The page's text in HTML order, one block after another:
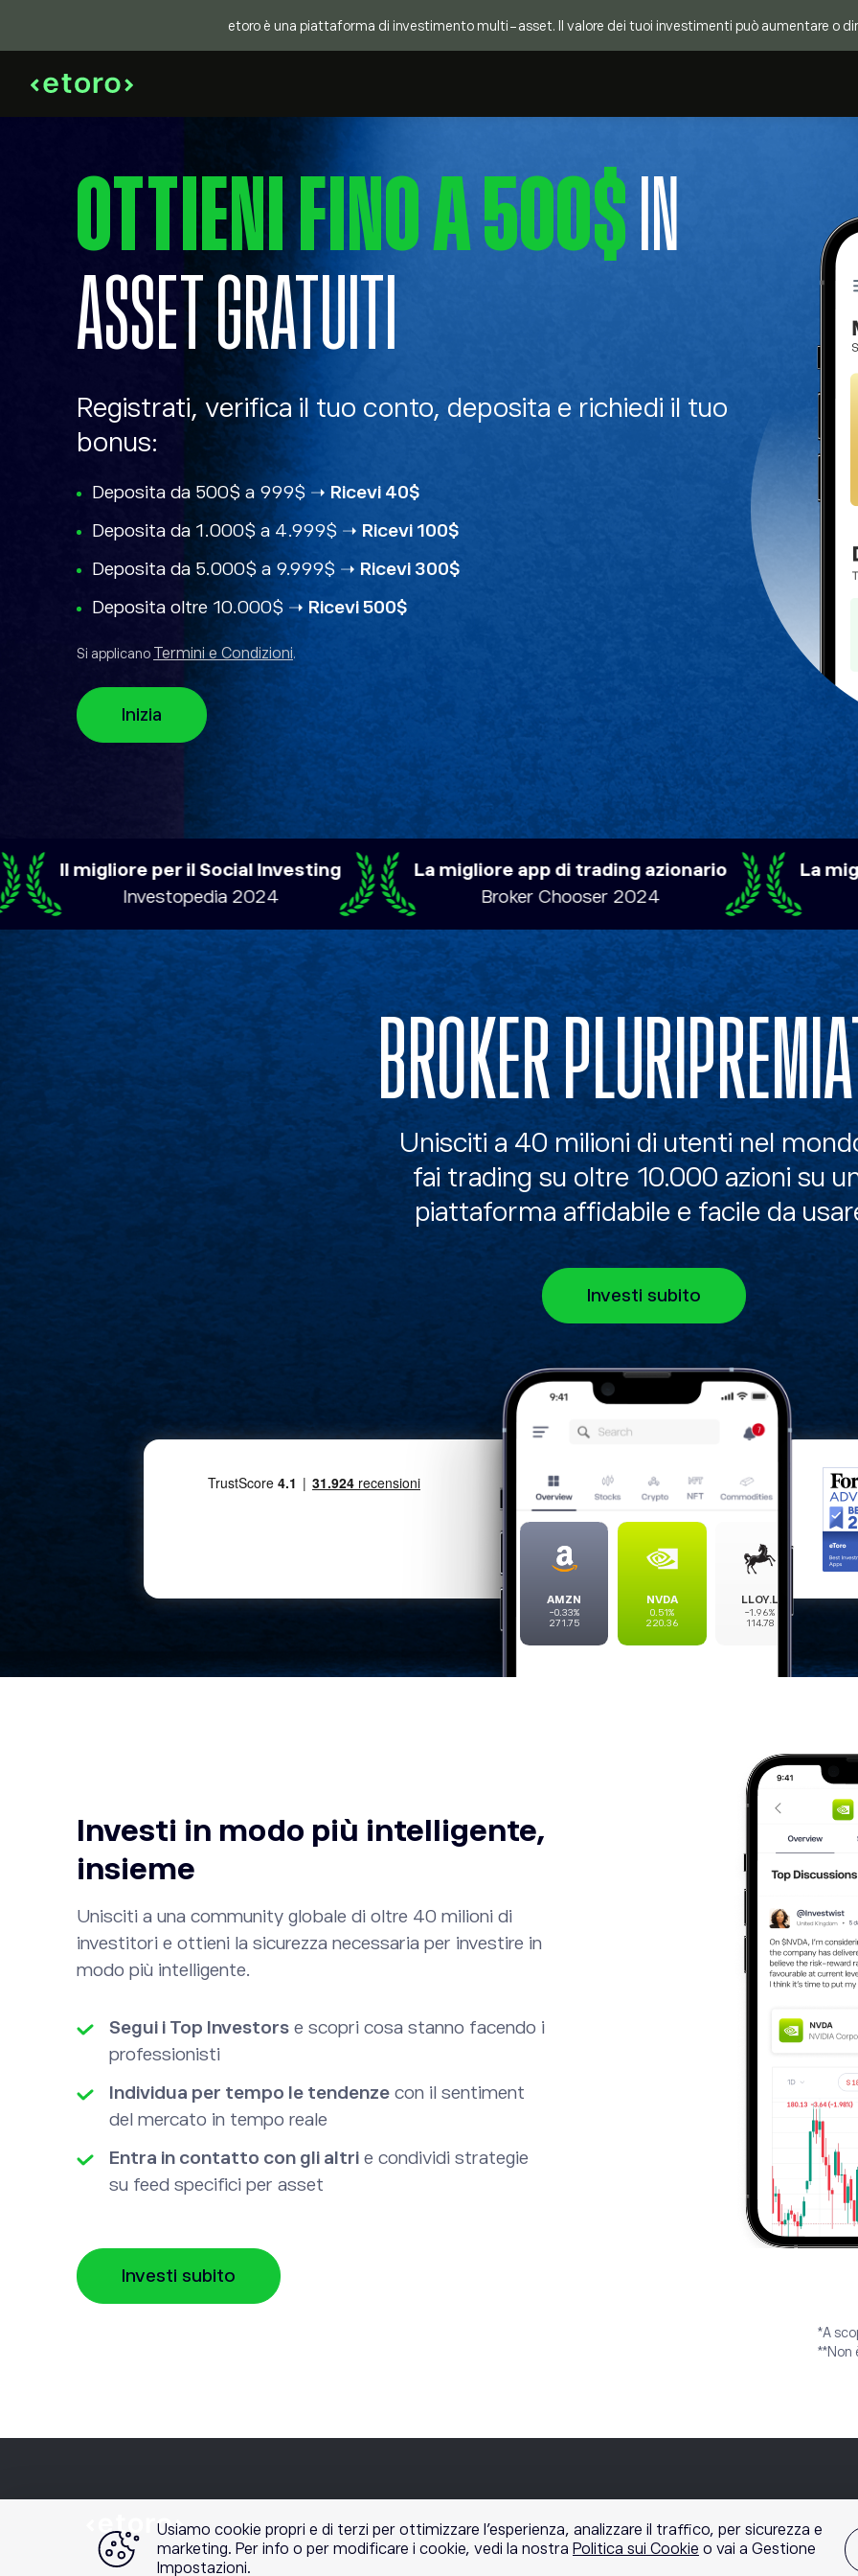
OTTIENI FINO A 500$IN
ASSET GRATUITI
Registrati, verifica il tuo conto, deposita e richiedi il tuo
bonus:
Deposita da 500$ a 999$ ➝ Ricevi 40$
Deposita da 1.000$ a 4.999$ ➝ Ricevi 100$
Deposita da 5.000$ a 9.999$ ➝ Ricevi 300$
Deposita oltre 10.000$ ➝ Ricevi 500$
Si applicano Termini e Condizioni.
Inizia
per il Social Investing
Investopedia 2024
La migliore app di trading azionario
Broker Chooser 2024
La migliore
BROKER
Unisciti a 40 milioni di utenti nel
fai trading su oltre 10.000 azioni su
piattaforma affidabile e facile da
Investi subito
NVDA
0.51%
Investi in modo più intelligente,
insieme
Unisciti a una community globale di oltre 40 milioni di
investitori e ottieni la sicurezza necessaria per investire in
modo più intelligente.
Segui i Top Investors e scopri cosa stanno facendo i
professionisti
Individua per tempo le tendenze con il sentiment
del mercato in tempo reale
Entra in contatto con gli altri e condividi strategie
su feed specifici per asset
Investi subito
*A
**Non
etoro è una piattaforma di investimento multi-asset. Il valore dei tuoi investimenti può aumentare o
Usiamo cookie propri e di terzi per ottimizzare l'esperienza, analizzare il traffico, per sicurezza e
marketing. Per info o per modificare i cookie, vedi la nostra Politica sui Cookie o vai a Gestione
Impostazioni.